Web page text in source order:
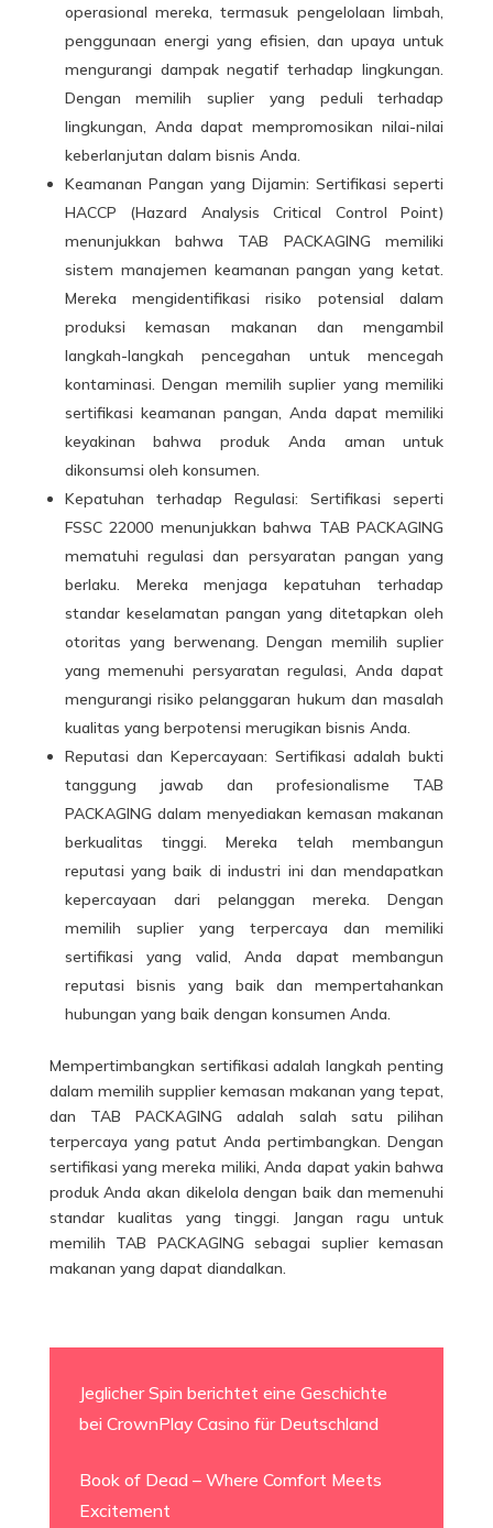
operasional mereka, termasuk pengelolaan limbah,
penggunaan energi yang efisien, dan upaya untuk
mengurangi dampak negatif terhadap lingkungan.
Dengan memilih suplier yang peduli terhadap
lingkungan, Anda dapat mempromosikan nilai-nilai
keberlanjutan dalam bisnis Anda.
Keamanan Pangan yang Dijamin: Sertifikasi seperti
HACCP (Hazard Analysis Critical Control Point)
menunjukkan bahwa TAB PACKAGING memiliki
sistem manajemen keamanan pangan yang ketat.
Mereka mengidentifikasi risiko potensial dalam
produksi kemasan makanan dan mengambil
langkah-langkah pencegahan untuk mencegah
kontaminasi. Dengan memilih suplier yang memiliki
sertifikasi keamanan pangan, Anda dapat memiliki
keyakinan bahwa produk Anda aman untuk
dikonsumsi oleh konsumen.
Kepatuhan terhadap Regulasi: Sertifikasi seperti
FSSC 22000 menunjukkan bahwa TAB PACKAGING
mematuhi regulasi dan persyaratan pangan yang
berlaku. Mereka menjaga kepatuhan terhadap
standar keselamatan pangan yang ditetapkan oleh
otoritas yang berwenang. Dengan memilih suplier
yang memenuhi persyaratan regulasi, Anda dapat
mengurangi risiko pelanggaran hukum dan masalah
kualitas yang berpotensi merugikan bisnis Anda.
Reputasi dan Kepercayaan: Sertifikasi adalah bukti
tanggung jawab dan profesionalisme TAB
PACKAGING dalam menyediakan kemasan makanan
berkualitas tinggi. Mereka telah membangun
reputasi yang baik di industri ini dan mendapatkan
kepercayaan dari pelanggan mereka. Dengan
memilih suplier yang terpercaya dan memiliki
sertifikasi yang valid, Anda dapat membangun
reputasi bisnis yang baik dan mempertahankan
hubungan yang baik dengan konsumen Anda.
Mempertimbangkan sertifikasi adalah langkah penting
dalam memilih supplier kemasan makanan yang tepat,
dan TAB PACKAGING adalah salah satu pilihan
terpercaya yang patut Anda pertimbangkan. Dengan
sertifikasi yang mereka miliki, Anda dapat yakin bahwa
produk Anda akan dikelola dengan baik dan memenuhi
standar kualitas yang tinggi. Jangan ragu untuk
memilih TAB PACKAGING sebagai suplier kemasan
makanan yang dapat diandalkan.
Jeglicher Spin berichtet eine Geschichte
bei CrownPlay Casino für Deutschland
Book of Dead – Where Comfort Meets
Excitement